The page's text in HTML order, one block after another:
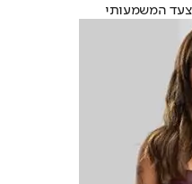
המשמעותי